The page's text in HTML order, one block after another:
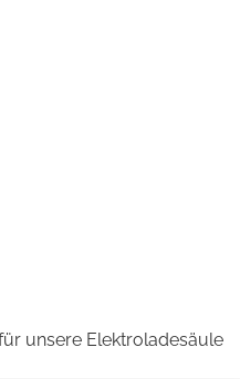
unsere Elektroladesäule